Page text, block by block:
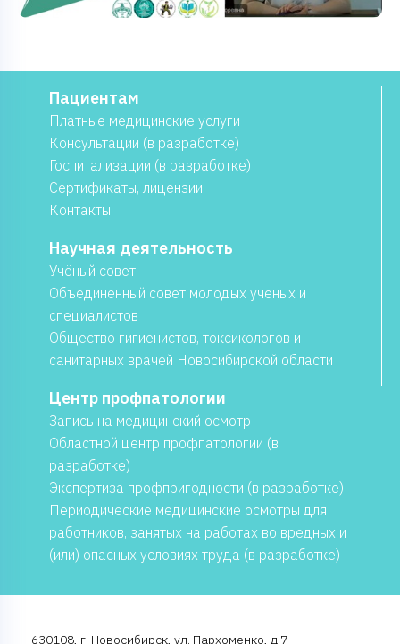
Пациентам
Платные медицинские услуги
Консультации (в разработке)
Госпитализации (в разработке)
Сертификаты, лицензии
Контакты
Научная деятельность
Учёный совет
Объединенный совет молодых ученых и
специалистов
Общество гигиенистов, токсикологов и
санитарных врачей Новосибирской области
Центр профпатологии
Запись на медицинский осмотр
Областной центр профпатологии (в
разработке)
Экспертиза профпригодности (в разработке)
Периодические медицинские осмотры для
работников, занятых на работах во вредных и
(или) опасных условиях труда (в разработке)
630108, г. Новосибирск, ул. Пархоменко, д.7